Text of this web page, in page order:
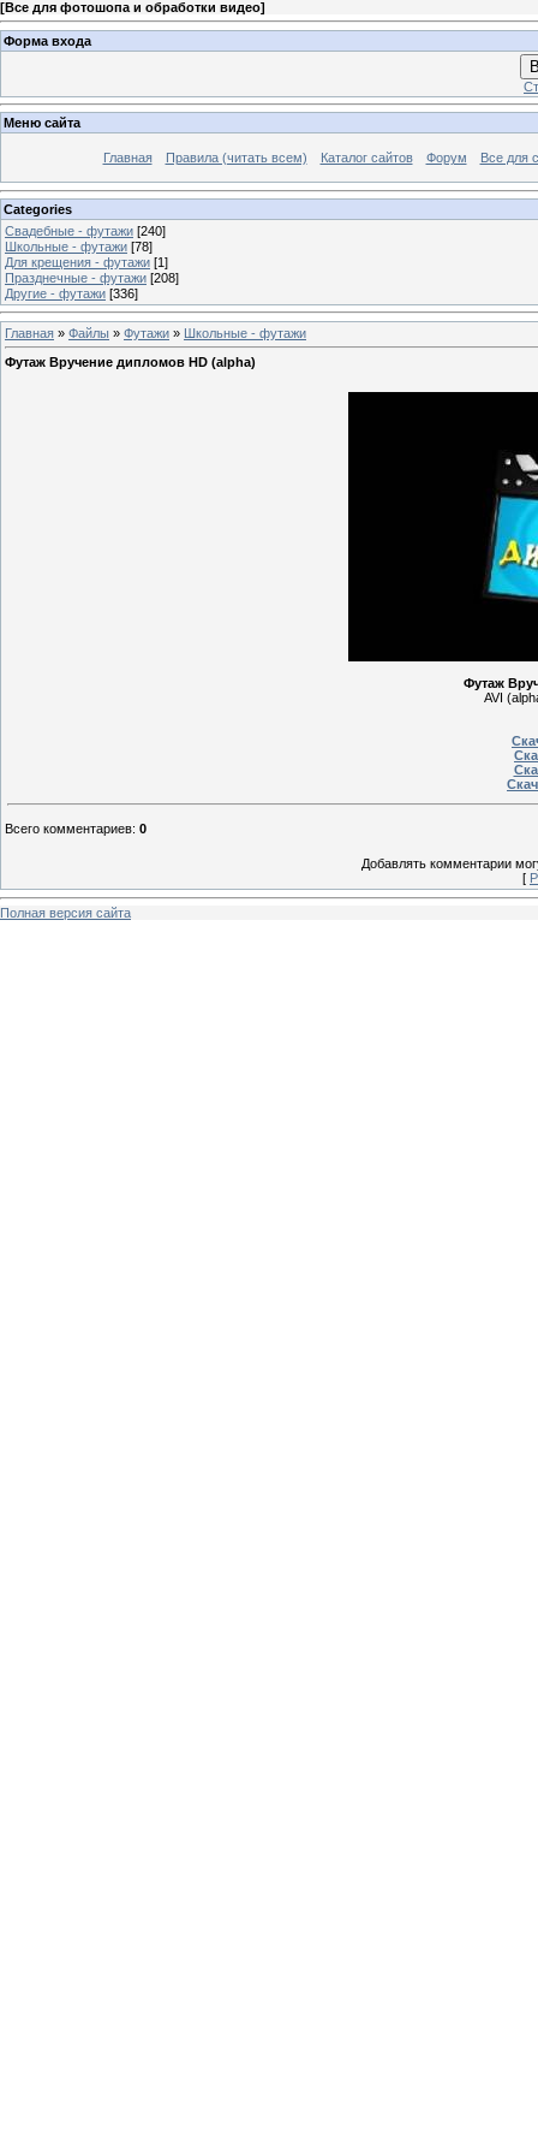
[Все для фотошопа и обработки видео]
Форма входа
Меню сайта
Главная Правила (читать всем) Каталог сайтов Форум Все для
Categories
Свадебные - футажи [240]
Школьные - футажи [78]
Для крещения - футажи [1]
Празднечные - футажи [208]
Другие - футажи [336]
Главная » Файлы » Футажи » Школьные - футажи
Футаж Вручение дипломов HD (alpha)
Футаж
AVI
Всего комментариев: 0
Добавлять комментарии
[
Полная версия сайта